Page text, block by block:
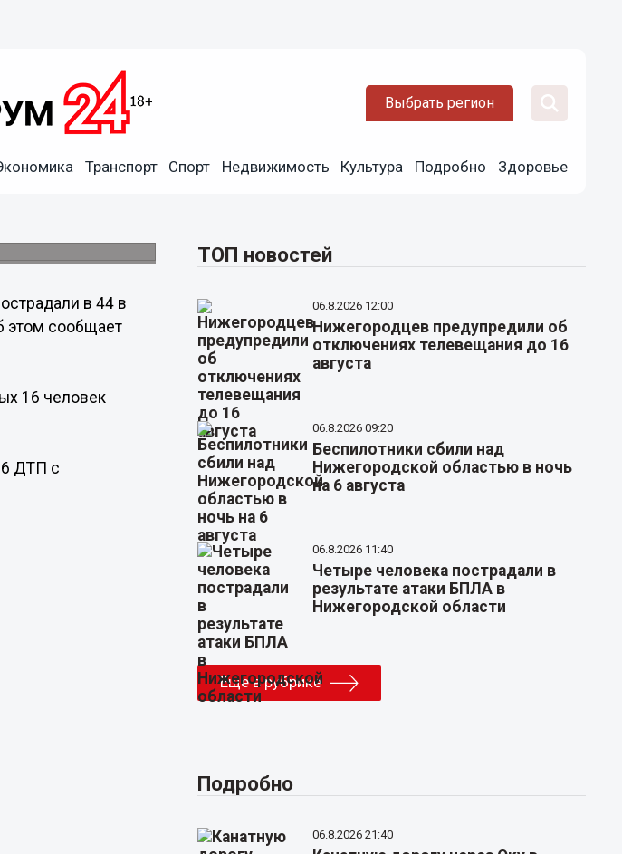
Выбрать регион
Транспорт Спорт Недвижимость Культура Подробно Здоровье
в
в 44 в
этом сообщает
16 человек
ДТП с
ТОП новостей
06.8.2026 12:00
Нижегородцев предупредили об
отключениях телевещания до 16
августа
06.8.2026 09:20
Беспилотники сбили над
Нижегородской областью в ночь
на 6 августа
06.8.2026 11:40
Четыре человека пострадали в
результате атаки БПЛА в
Нижегородской области
Еще в рубрике
Подробно
06.8.2026 21:40